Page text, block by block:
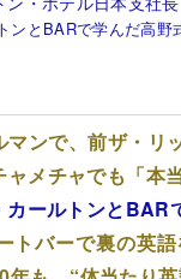
ンとBARで学んだ高
ンで、前ザ・
メチャでも「
カールトンとBAR
トバーで裏の英